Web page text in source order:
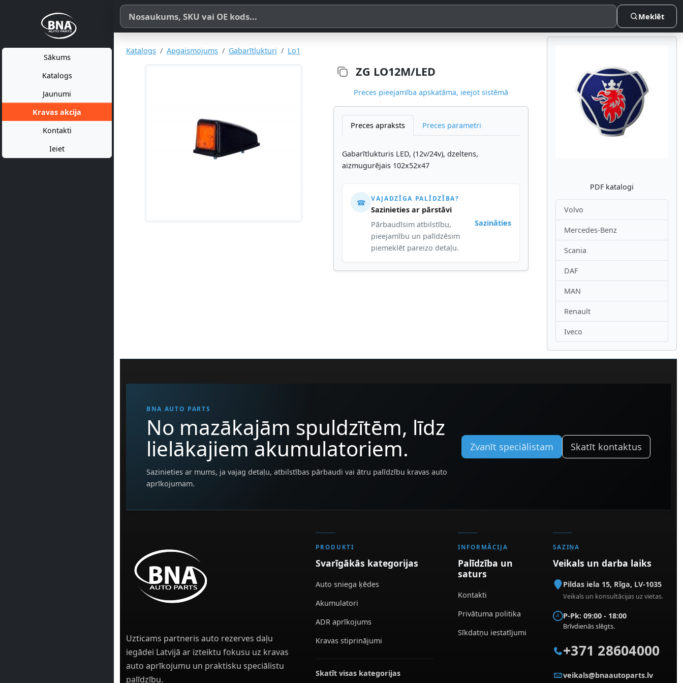
Sākums
Katalogs
Jaunumi
Kravas akcija
Kontakti
Ieiet
Meklēt pēc produkta nosaukuma, SKU vai OE koda
Meklēt
Katalogs Apgaismojums Gabarītlukturi Lo1
ZG LO12M/LED
Preces pieejamība apskatāma, ieejot sistēmā
Preces apraksts Preces parametri
Gabarītlukturis LED, (12v/24v), dzeltens,
aizmugurējais 102x52x47
☎ VAJADZĪGA PALĪDZĪBA?
Sazinieties ar pārstāvi
Pārbaudīsim atbilstību,
pieejamību un palīdzēsim
piemeklēt pareizo detaļu.
Sazināties
Atpakaļ
PDF katalogi
Volvo
Mercedes-Benz
Scania
DAF
MAN
Renault
Iveco
BNA AUTO PARTS
No mazākajām spuldzītēm, līdz
lielākajiem akumulatoriem.
Sazinieties ar mums, ja vajag detaļu, atbilstības pārbaudi vai ātru palīdzību kravas auto
aprīkojumam.
Zvanīt speciālistam Skatīt kontaktus
Uzticams partneris auto rezerves daļu
iegādei Latvijā ar izteiktu fokusu uz kravas
auto aprīkojumu un praktisku speciālistu
palīdzību.
PRODUKTI
Svarīgākās kategorijas
Auto sniega ķēdes
Akumulatori
ADR aprīkojums
Kravas stiprinājumi
Skatīt visas kategorijas
INFORMĀCIJA
Palīdzība un
saturs
Kontakti
Privātuma politika
Sīkdatņu iestatījumi
SAZIŅA
Veikals un darba laiks
Pildas iela 15, Rīga, LV-1035
Veikals un konsultācijas uz vietas.
P-Pk: 09:00 - 18:00
Brīvdienās slēgts.
+371 28604000
veikals@bnaautoparts.lv